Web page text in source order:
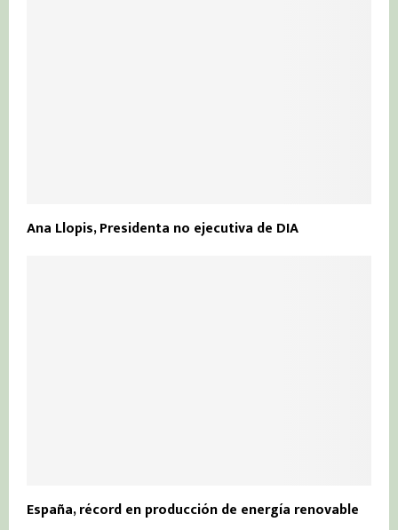
Ana Llopis, Presidenta no ejecutiva de DIA
España, récord en producción de energía renovable